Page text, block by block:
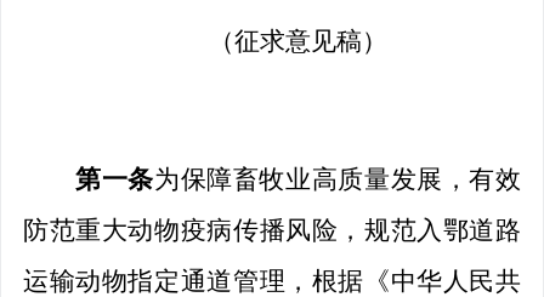
（征求意见稿）
第一条为保障畜牧业高质量发展，有效
防范重大动物疫病传播风险，规范入鄂道路
运输动物指定通道管理， 根据 《中华人民共